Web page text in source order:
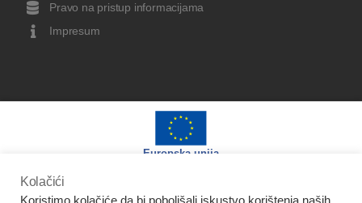
Pravo na pristup informacijama
Impresum
Europska unija
Kolačići